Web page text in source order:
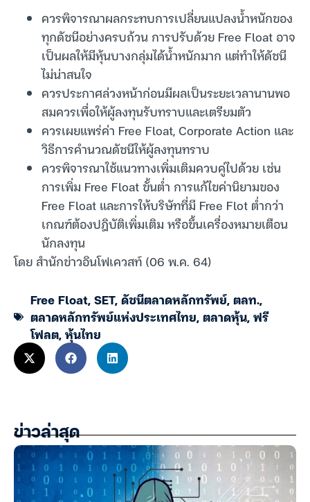
ควรพิจารณาผลกระทบการเปลี่ยนแปลงน้ำหนักของ
ทุกดัชนีอย่างครบถ้วน การปรับด้วย Free Float อาจ
เป็นผลให้มีหุ้นบางกลุ่มได้น้ำหนักมาก แต่ทำให้ดัชนี
ไม่น่าสนใจ
ควรประกาศล่วงหน้าก่อนมีผลเป็นระยะเวลานานพอ
สมควรเพื่อให้ผู้ลงทุนรับทราบและเตรียมตัว
ควรเผยแพร่ค่า Free Float, Corporate Action และ
วิธีการคำนวณดัชนีให้ผู้ลงทุนทราบ
ควรพิจารณาใช้แนวทางเพิ่มเติมควบคู่ไปด้วย เช่น
การเพิ่ม Free Float ขั้นต่ำ การแก้ไขค่านิยามของ
Free Float และการให้บริษัทที่มี Free Flot ต่ำกว่า
เกณฑ์ต้องปฎิบัติเพิ่มเติม หรือขึ้นเครื่องหมายเตือน
นักลงทุน
โดย สำนักข่าวอินโฟเควสท์ (06 พ.ค. 64)
Free Float,SET,ดัชนีตลาดหลักทรัพย์,ตลท.,
ตลาดหลักทรัพย์แห่งประเทศไทย,ตลาดหุ้น,ฟรี
โฟลต,หุ้นไทย
ข่าวล่าสุด